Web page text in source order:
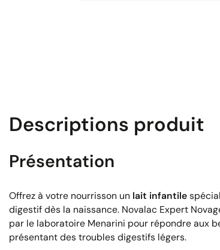
Descriptions produit
Présentation
Offrez à votre nourrisson un lait infantile
digestif dès la naissance. Novalac Expert
par le laboratoire Menarini pour répondre aux
présentant des troubles digestifs légers.